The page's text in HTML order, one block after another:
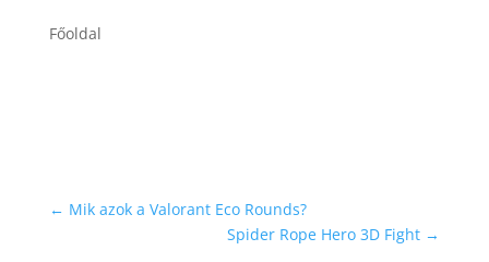
Főoldal
← Mik azok a Valorant Eco Rounds?
Spider Rope Hero 3D Fight →